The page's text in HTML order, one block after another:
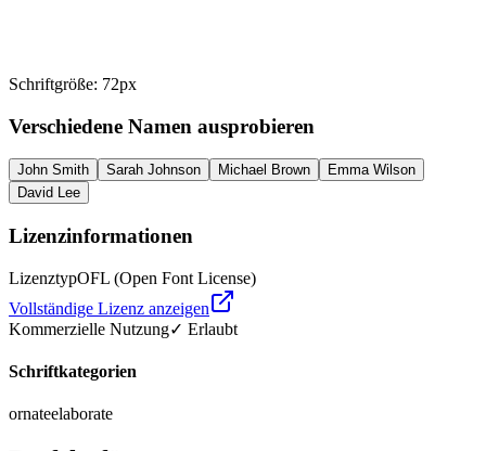
Schriftgröße: 72px
Verschiedene Namen ausprobieren
John Smith Sarah Johnson Michael Brown
Emma Wilson
David Lee
Lizenzinformationen
LizenztypOFL (Open Font License)
Vollständige Lizenz anzeigen
Kommerzielle Nutzung✓ Erlaubt
Schriftkategorien
ornateelaborate